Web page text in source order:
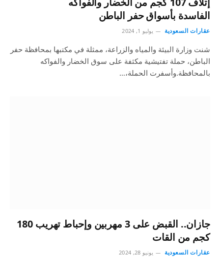
الفاسدة بأسواق حفر الباطن
عقارات السعودية يوليو 1, 2024
شنت وزارة البيئة والمياه والزراعة، ممثلة في مكتبها بمحافظة حفر
الباطن، حملة تفتيشية مكثفة على سوق الخضار والفواكه
بالمحافظة.وأسفرت الحملة،…
جازان.. القبض على 3 مهربين وإحباط تهريب 180
كجم من القات
عقارات السعودية يونيو 28, 2024